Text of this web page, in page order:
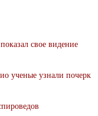
свое видение
ученые узнали почерк